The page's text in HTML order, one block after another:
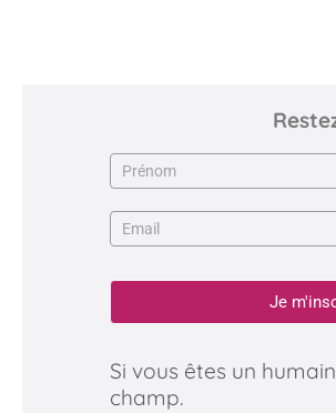
Newsletter
Je
Si vous êtes un
champ.